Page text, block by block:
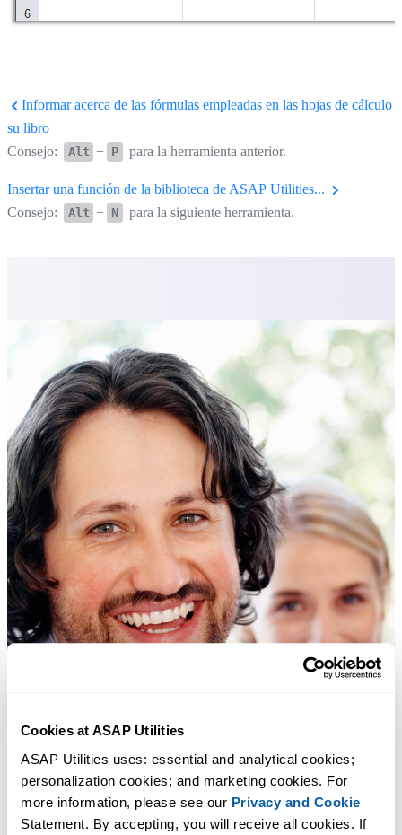
Cookies at ASAP Utilities
ASAP Utilities uses: essential and analytical cookies;
personalization cookies; and marketing cookies. For
more information, please see our Privacy and Cookie
Statement. By accepting, you will receive all cookies. If
Informar acerca de las fórmulas empleadas en las hojas de cálculo
su libro
Consejo:
Alt + P para la herramienta anterior.
Insertar una función de la biblioteca de ASAP Utilities...
Consejo:
Alt + N para la siguiente herramienta.